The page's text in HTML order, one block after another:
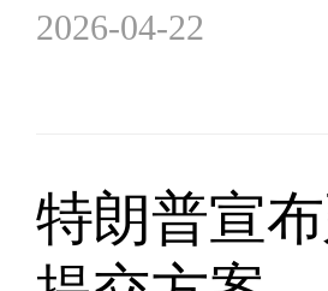
2026-04-22
特朗普宣